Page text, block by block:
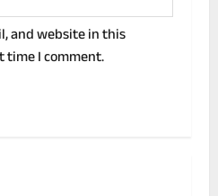
and website in this
I comment.